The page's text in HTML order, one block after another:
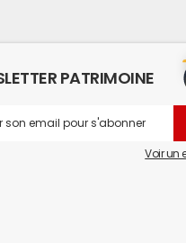
PATRIMOINE
Voir un